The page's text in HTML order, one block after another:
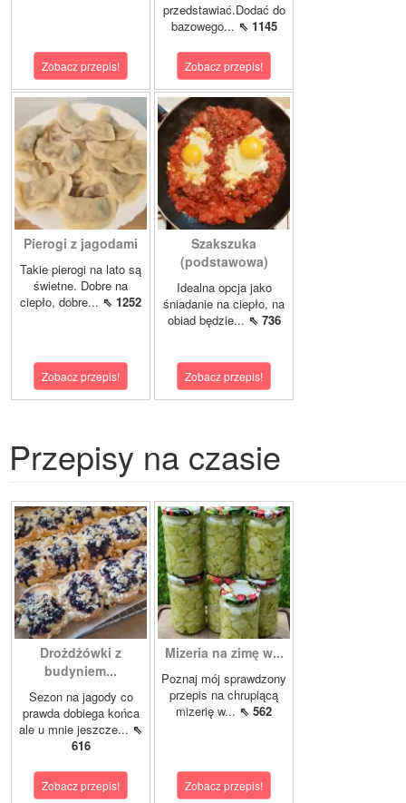
Zobacz przepis!
przedstawiać.Dodać do
bazowego... ⇖ 1145
Zobacz przepis!
Pierogi z jagodami
Takie pierogi na lato są
świetne. Dobre na
ciepło, dobre... ⇖ 1252
Zobacz przepis!
Szakszuka
(podstawowa)
Idealna opcja jako
śniadanie na ciepło, na
obiad będzie... ⇖ 736
Zobacz przepis!
Przepisy na czasie
Drożdżówki z
budyniem...
Sezon na jagody co
prawda dobiega końca
ale u mnie jeszcze... ⇖
616
Zobacz przepis!
Mizeria na zimę w...
Poznaj mój sprawdzony
przepis na chrupiącą
mizerię w... ⇖ 562
Zobacz przepis!